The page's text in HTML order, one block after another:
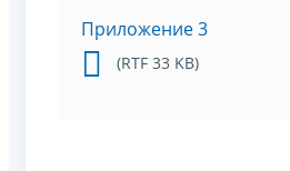
Приложение 3
(RTF 33 KB)